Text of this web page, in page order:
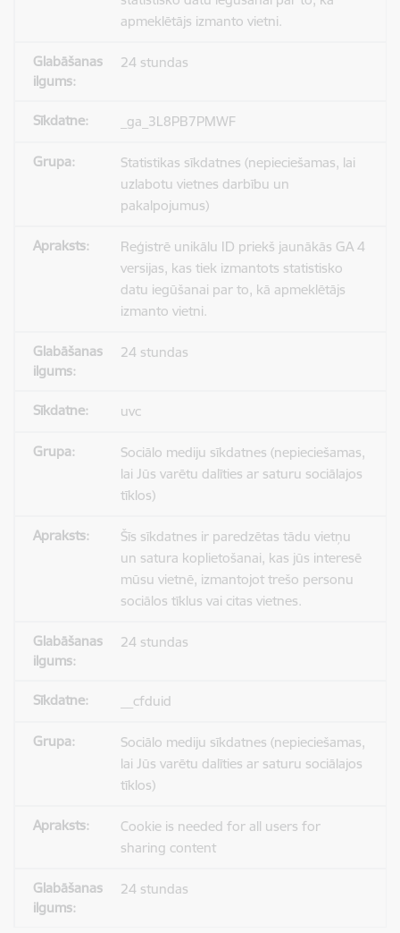
apmeklētājs izmanto vietni.
24 stundas
_ga_3L8PB7PMWF
Statistikas sīkdatnes (nepieciešamas, lai
uzlabotu vietnes darbību un
pakalpojumus)
Reģistrē unikālu ID priekš jaunākās GA 4
versijas, kas tiek izmantots statistisko
datu iegūšanai par to, kā apmeklētājs
izmanto vietni.
24 stundas
uvc
Sociālo mediju sīkdatnes (nepieciešamas,
lai Jūs varētu dalīties ar saturu sociālajos
tīklos)
Šīs sīkdatnes ir paredzētas tādu vietņu
un satura koplietošanai, kas jūs interesē
mūsu vietnē, izmantojot trešo personu
sociālos tīklus vai citas vietnes.
24 stundas
__cfduid
Sociālo mediju sīkdatnes (nepieciešamas,
lai Jūs varētu dalīties ar saturu sociālajos
tīklos)
Cookie is needed for all users for
sharing content
24 stundas